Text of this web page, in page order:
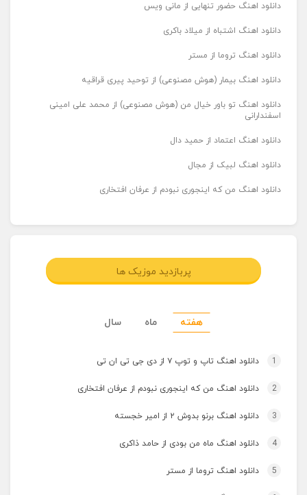
دانلود اهنگ حضور تنهایی از مانی ویس
دانلود اهنگ اشتباه از میلاد باکری
دانلود اهنگ تروما از مستر
دانلود اهنگ بیمار (هوش مصنوعی) از توحید پیری قراقیه
دانلود اهنگ تو باور خیال من (هوش مصنوعی) از محمد علی امینی
اسفندارانی
دانلود اهنگ اعتماد از حمید دال
دانلود اهنگ لبیک از مجال
دانلود اهنگ من که اینجوری نبودم از عرفان افتخاری
پربازدید موزیک ها
هفته ماه سال
1 دانلود اهنگ تاپ و توپ ۷ از دی جی تی ان تی
2 دانلود اهنگ من که اینجوری نبودم از عرفان افتخاری
3 دانلود اهنگ برنو بدوش ۲ از امیر خجسته
4 دانلود اهنگ ماه من بودی از حامد ذاکری
5 دانلود اهنگ تروما از مستر